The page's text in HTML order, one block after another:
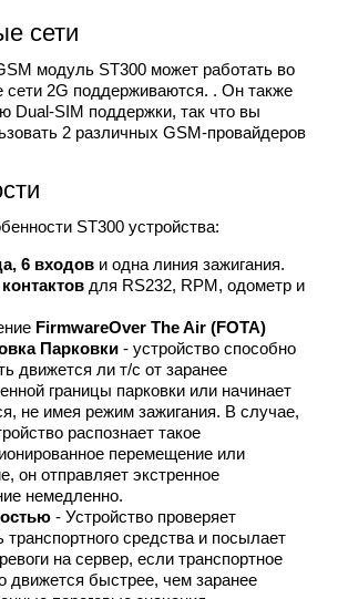
сети
модуль ST300 может работать во
сети 2G поддерживаются. . Он также
Dual-SIM поддержки, так что вы
2 различных GSM-провайдеров
ST300 устройства:
6 входов и одна линия зажигания.
для RS232, RPM, одометр и
FirmwareOver The Air (FOTA)
Парковки - устройство способно
движется ли т/с от заранее
границы парковки или начинает
не имея режим зажигания. В случае,
распознает такое
перемещение или
он отправляет экстренное
немедленно.
- Устройство проверяет
транспортного средства и посылает
на сервер, если транспортное
движется быстрее, чем заранее